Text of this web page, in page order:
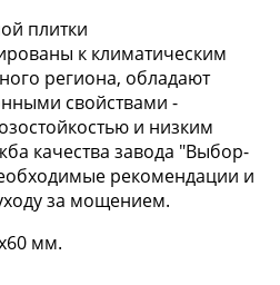
плитки
к климатическим
региона, обладают
свойствами -
и низким
качества завода "Выбор-
рекомендации и
за мощением.
мм.